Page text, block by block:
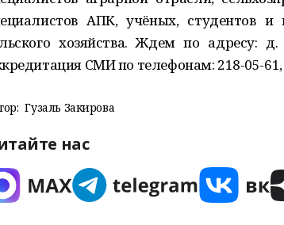
АПК, учёных, студентов
хозяйства. Ждем по адресу:
СМИ по телефонам: 218-05-61,
Гузаль Закирова
нас